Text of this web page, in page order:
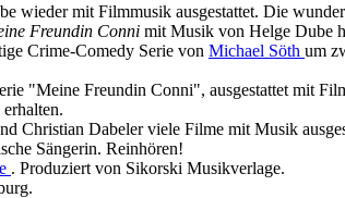
wieder mit Filmmusik ausgestattet. Die
Freundin Conni mit Musik von Helge Dube
Crime-Comedy Serie von Michael Söth um
"Meine Freundin Conni", ausgestattet mit
erhalten.
Christian Dabeler viele Filme mit Musik
Sängerin. Reinhören!
. Produziert von Sikorski Musikverlage.